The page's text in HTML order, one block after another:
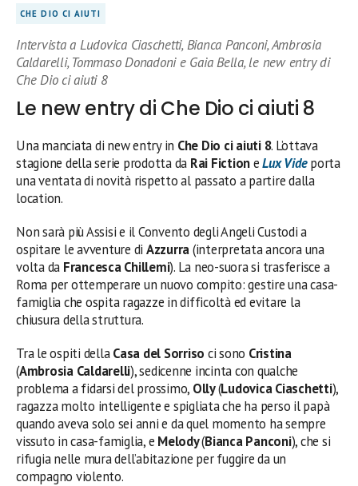
CHE DIO CI AIUTI
Intervista a Ludovica Ciaschetti, Bianca Panconi, Ambrosia
Caldarelli, Tommaso Donadoni e Gaia Bella, le new entry di
Che Dio ci aiuti 8
Le new entry di Che Dio ci aiuti 8
Una manciata di new entry in Che Dio ci aiuti 8. L’ottava
stagione della serie prodotta da Rai FictioneLux Videporta
una ventata di novità rispetto al passato a partire dalla
location.
Non sarà più Assisi e il Convento degli Angeli Custodi a
ospitare le avventure di Azzurra(interpretata ancora una
volta da Francesca Chillemi). La neo-suora si trasferisce a
Roma per ottemperare un nuovo compito: gestire una casa-
famiglia che ospita ragazze in difficoltà ed evitare la
chiusura della struttura.
Tra le ospiti dellaCasa del Sorriso ci sono Cristina
(Ambrosia Caldarelli), sedicenne incinta con qualche
problema a fidarsi del prossimo, Olly(Ludovica Ciaschetti),
ragazza molto intelligente e spigliata che ha perso il papà
quando aveva solo sei anni e da quel momento ha sempre
vissuto in casa-famiglia, e Melody(Bianca Panconi), che si
rifugia nelle mura dell’abitazione per fuggire da un
compagno violento.